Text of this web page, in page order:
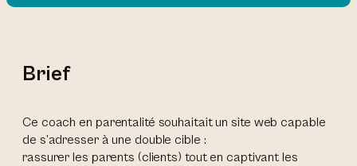
Brief
Ce coach en parentalité souhaitait un site web capable
de s’adresser à une double cible :
rassurer les parents (clients) tout en captivant les